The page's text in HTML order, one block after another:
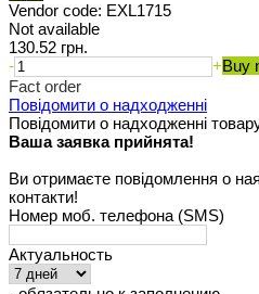
Vendor code: EXL1715
Not available
130.52 грн.
-
+Buy
Fact order
Повідомити о надходженні
Повідомити о надходженні
Ваша заявка прийнята!
Ви отримаєте повідомлення о
контакти!
Номер моб. телефона (SMS)
Актуальность